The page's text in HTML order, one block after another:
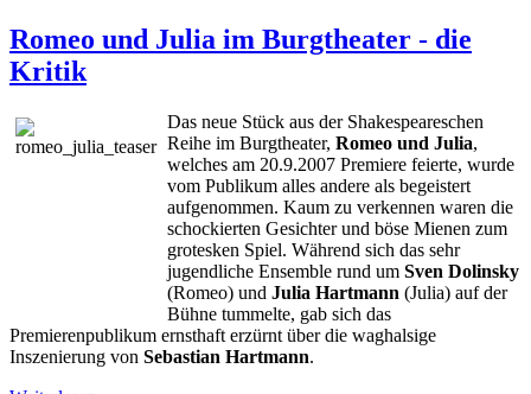
Romeo und Julia im Burgtheater - die
Kritik
Das neue Stück aus der Shakespeareschen
Reihe im Burgtheater, Romeo und Julia,
welches am 20.9.2007 Premiere feierte, wurde
vom Publikum alles andere als begeistert
aufgenommen. Kaum zu verkennen waren die
schockierten Gesichter und böse Mienen zum
grotesken Spiel. Während sich das sehr
jugendliche Ensemble rund um Sven Dolinsky
(Romeo) und Julia Hartmann (Julia) auf der
Bühne tummelte, gab sich das
Premierenpublikum ernsthaft erzürnt über die waghalsige
Inszenierung von Sebastian Hartmann.